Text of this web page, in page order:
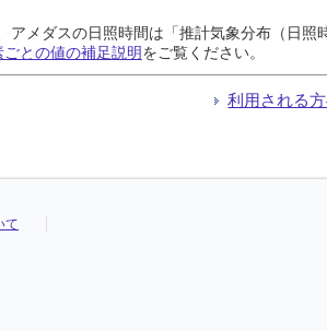
///
/// /// /// /// ///
///
/// /// /// /// ///
///
/// /// /// /// ///
///
/// /// /// /// ///
アメダスの日照時間は「推計気象分布（日
ごとの値の補足説明をご覧ください。
利用される
て